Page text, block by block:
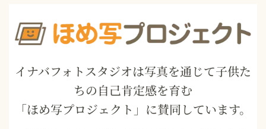
イナバフォトスタジオは写真を通じて子供た
ちの自己肯定感を育む
「ほめ写プロジェクト」に賛同しています。